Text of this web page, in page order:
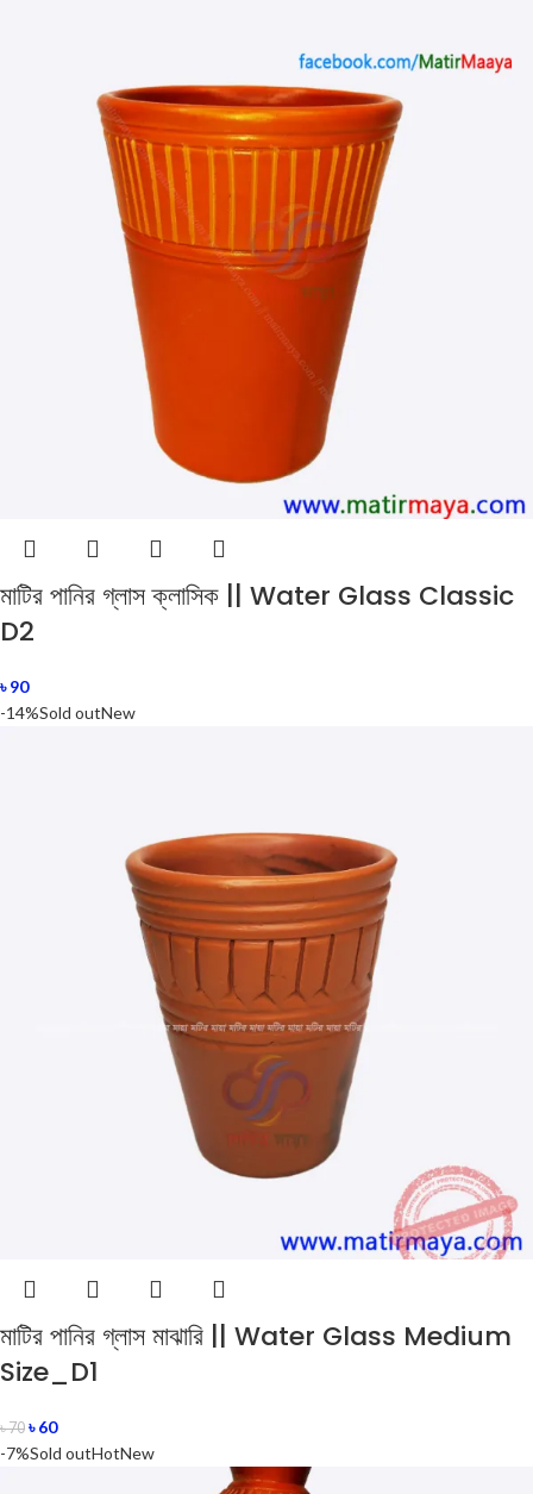
মাটির পানির গ্লাস ক্লাসিক || Water Glass Classic
D2
৳90
-14%Sold outNew
মাটির পানির গ্লাস মাঝারি || Water Glass Medium
Size_D1
৳70 ৳60
-7%Sold outHotNew